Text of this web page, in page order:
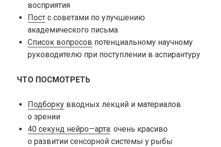
восприятия
Постс советами по улучшению
академического письма
Список вопросов потенциальному научному
руководителю при поступлении в аспирантуру
ЧТО ПОСМОТРЕТЬ
Подборкувводных лекций и материалов
о зрении
40 секунд нейро—арта: очень красиво
о развитии сенсорной системы у рыбы